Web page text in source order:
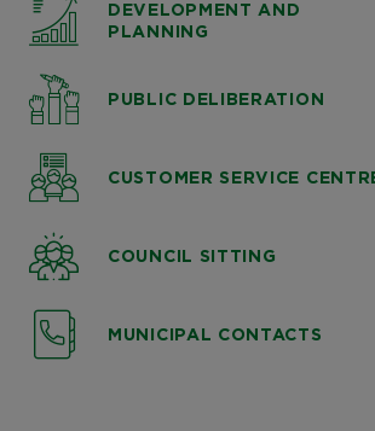
DEVELOPMENT AND
PLANNING
PUBLIC DELIBERATION
CUSTOMER SERVICE
COUNCIL SITTING
MUNICIPAL CONTACTS